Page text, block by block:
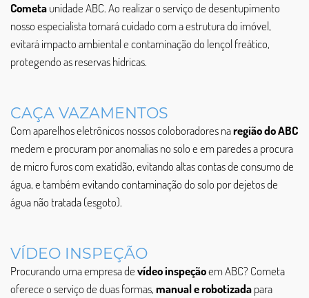
Cometaunidade ABC. Ao realizar o serviço de desentupimento
nosso especialista tomará cuidado com a estrutura do imóvel,
evitará impacto ambiental e contaminação do lençol freático,
protegendo as reservas hídricas.
CAÇA VAZAMENTOS
Com aparelhos eletrônicos nossos coloboradores naregião do ABC
medem e procuram por anomalias no solo e em paredes a procura
de micro furos com exatidão, evitando altas contas de consumo de
água, e também evitando contaminação do solo por dejetos de
água não tratada (esgoto).
VÍDEO INSPEÇÃO
Procurando uma empresa devídeo inspeçãoem ABC? Cometa
oferece o serviço de duas formas,manual e robotizadapara